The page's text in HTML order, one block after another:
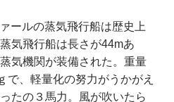
ールの蒸気飛行船は歴史上
気飛行船は長さが44mあ
気機関が装備された。重量
で、軽量化の努力がうかがえ
たの３馬力。風が吹いたら